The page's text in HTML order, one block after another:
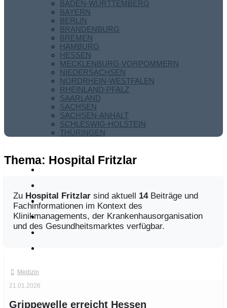
BADEN-WÜRTTEMBERG
BAYERN
BERLIN
BRANDENBURG
BREMEN
HAMBURG
HESSEN
MECKLENBURG-VORPOMMERN
NIEDERSACHSEN
NORDRHEIN-WESTFALEN
RHEINLAND-PFALZ
SAARLAND
SACHSEN
SACHSEN-ANHALT
SCHLESWIG-HOLSTEIN
THÜRINGEN
Thema: Hospital Fritzlar
Zu Hospital Fritzlar sind aktuell 14Beiträge und
Fachinformationen im Kontext des
Klinikmanagements, der Krankenhausorganisation
und des Gesundheitsmarktes verfügbar.
Medizin
21.01.2026
Grippewelle erreicht Hessen